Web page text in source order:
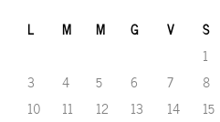
L M M G V S
1
3 4 5 6 7
8
10 11 12 13 14
15